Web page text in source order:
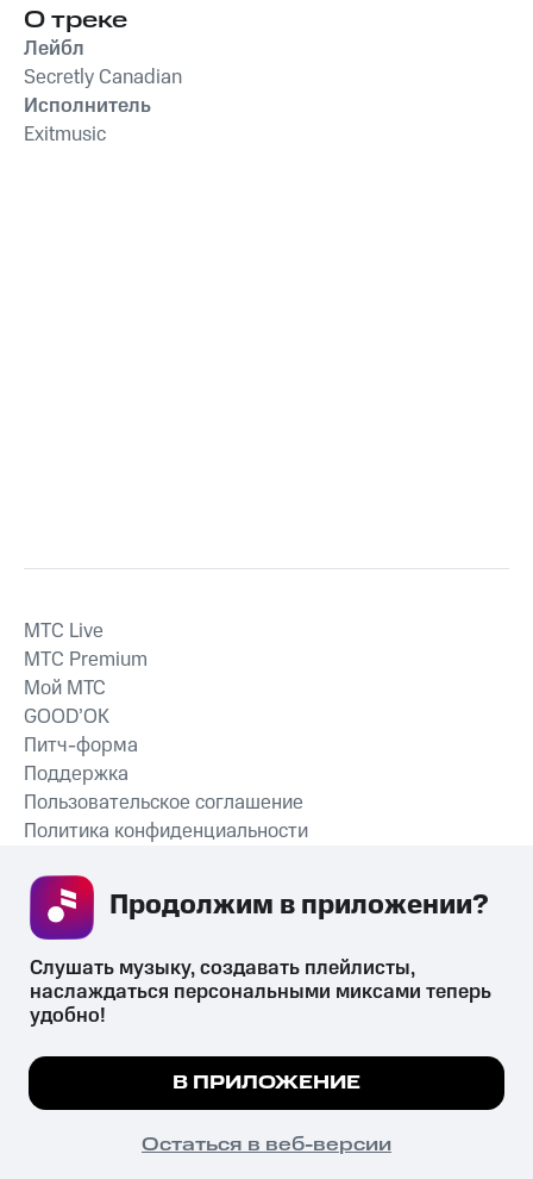
О треке
Лейбл
Secretly Canadian
Исполнитель
Exitmusic
СКАЧАТЬ ПРИЛОЖЕНИЕ
MTС Live
MTС Premium
Мой МТС
GOOD’OK
Питч-форма
Поддержка
Пользовательское соглашение
Политика конфиденциальности
психотропных веществ, их аналогов причиняет вред здоровью,
их незаконный оборот запрещён и влечёт установленную
законодательством ответственность.
© 2026 ООО «КИОН».
Все права защищены
Мы используем куки, чтобы на сайте все
Подробнее
ПОНЯТНО
Слушать музыку, создавать плейлисты,
наслаждаться персональными миксами теперь
удобно!
В ПРИЛОЖЕНИЕ
Остаться в веб-версии